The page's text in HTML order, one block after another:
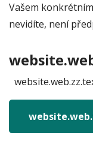
Vašem
nevidíte, není